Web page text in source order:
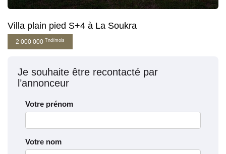
Villa plain pied S+4 à La Soukra
2 000 000 Tnd/mois
Je souhaite être recontacté par
l’annonceur
Votre prénom
Votre nom